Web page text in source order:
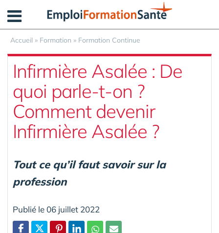
Accueil » Formation » Formation Continue
Infirmière Asalée : De
quoi parle-t-on ?
Comment devenir
Infirmière Asalée ?
Tout ce qu’il faut savoir sur la
profession
Publié le 06 juillet 2022